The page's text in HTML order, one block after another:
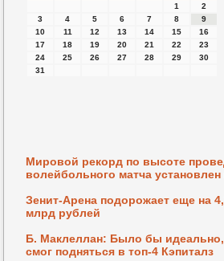
1
2
3
4 5 6 7 8
9
10
11 12 13 14 15
16
17
18 19 20 21 22
23
24
25 26 27 28 29
30
31
Мировой рекорд по высоте
волейбольного матча
Зенит-Арена подорожает еще на
млрд рублей
Б. Маклеллан: Было бы
смог подняться в топ-4 Кэпиталз